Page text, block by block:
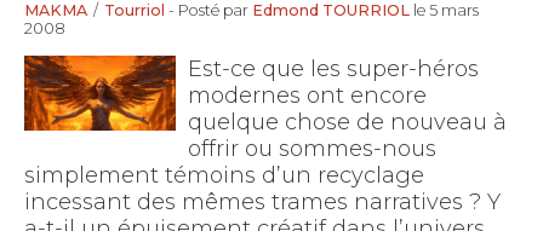
MAKMA / Tourriol - Posté par Edmond TOURRIOL le 5 mars
2008
Est-ce que les super-héros
modernes ont encore
quelque chose de nouveau à
offrir ou sommes-nous
simplement témoins d’un recyclage
incessant des mêmes trames narratives ? Y